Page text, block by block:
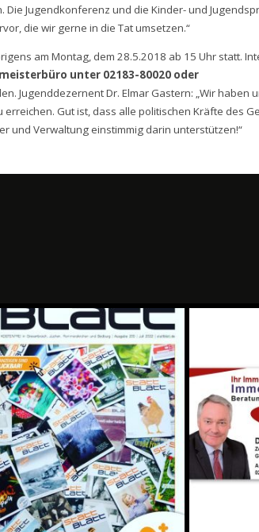
Jugendkonferenz und die Kinder- und
die wir gerne in die Tat umsetzen.“
am Montag, dem 28.5.2018 ab 15 Uhr statt.
unter 02183-80020 oder
Jugenddezernent Dr. Elmar Gastern: „Wir haben
Gut ist, dass alle politischen Kräfte des
und Verwaltung einstimmig darin unterstützen!“